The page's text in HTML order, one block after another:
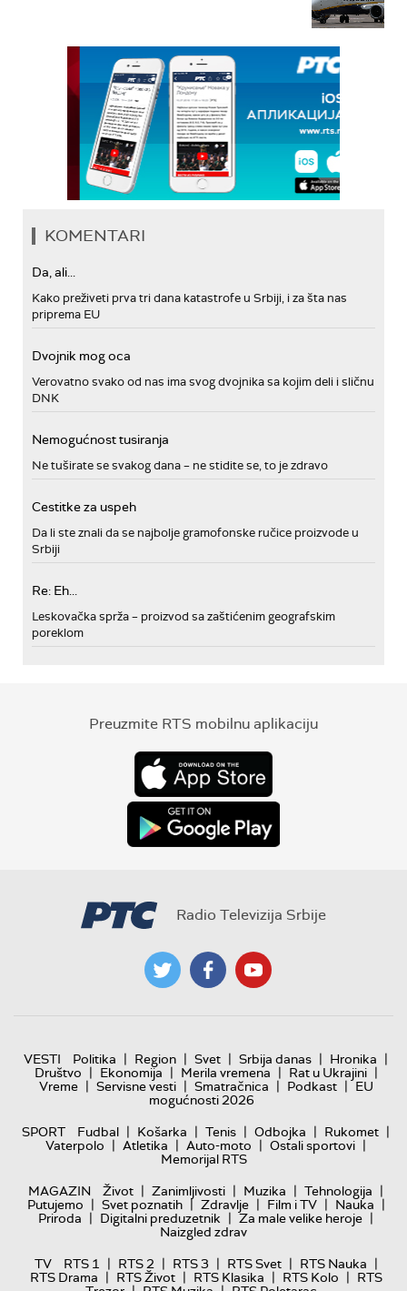
KOMENTARI
Da, ali...
Kako preživeti prva tri dana katastrofe u Srbiji, i za šta nas
priprema EU
Dvojnik mog oca
Verovatno svako od nas ima svog dvojnika sa kojim deli i sličnu
DNK
Nemogućnost tusiranja
Ne tuširate se svakog dana – ne stidite se, to je zdravo
Cestitke za uspeh
Da li ste znali da se najbolje gramofonske ručice proizvode u
Srbiji
Re: Eh...
Leskovačka sprža – proizvod sa zaštićenim geografskim
poreklom
Preuzmite RTS mobilnu aplikaciju
Radio Televizija Srbije
VESTI Politika | Region | Svet | Srbija danas | Hronika |
Društvo | Ekonomija | Merila vremena | Rat u Ukrajini |
Vreme | Servisne vesti | Smatračnica | Podkast | EU
mogućnosti 2026
SPORT
Fudbal | Košarka | Tenis | Odbojka | Rukomet |
Vaterpolo | Atletika | Auto-moto | Ostali sportovi |
Memorijal RTS
MAGAZIN
Život | Zanimljivosti | Muzika | Tehnologija |
Putujemo | Svet poznatih | Zdravlje | Film i TV | Nauka |
Priroda | Digitalni preduzetnik | Za male velike heroje |
Naizgled zdrav
TV
RTS 1 | RTS 2 | RTS 3 | RTS Svet | RTS Nauka |
RTS Drama | RTS Život | RTS Klasika | RTS Kolo | RTS